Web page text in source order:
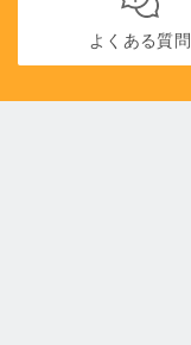
よくある質問